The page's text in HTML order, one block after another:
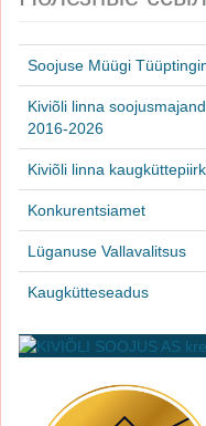
Soojuse Müügi
Kiviõli linna
2016-2026
Kiviõli linna
Konkurentsiamet
Lüganuse Vallavalitsus
Kaugkütteseadus